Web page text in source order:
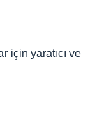
için yaratıcı ve